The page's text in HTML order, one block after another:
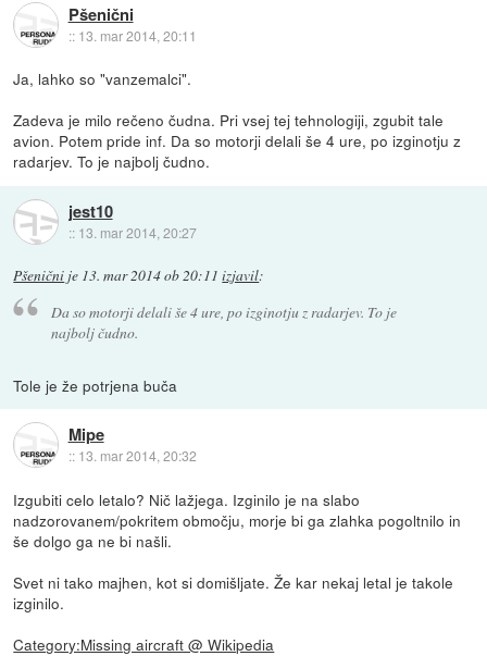
Pšenični
:: 13. mar 2014, 20:11
Ja, lahko so "vanzemalci".
Zadeva je milo rečeno čudna. Pri vsej tej tehnologiji, zgubit tale
avion. Potem pride inf. Da so motorji delali še 4 ure, po izginotju z
radarjev. To je najbolj čudno.
jest10
:: 13. mar 2014, 20:27
Pšenični je 13. mar 2014 ob 20:11 izjavil:
Da so motorji delali še 4 ure, po izginotju z radarjev. To je
najbolj čudno.
Tole je že potrjena buča
Mipe
:: 13. mar 2014, 20:32
Izgubiti celo letalo? Nič lažjega. Izginilo je na slabo
nadzorovanem/pokritem območju, morje bi ga zlahka pogoltnilo in
še dolgo ga ne bi našli.
Svet ni tako majhen, kot si domišljate. Že kar nekaj letal je takole
izginilo.
Category:Missing aircraft @ Wikipedia